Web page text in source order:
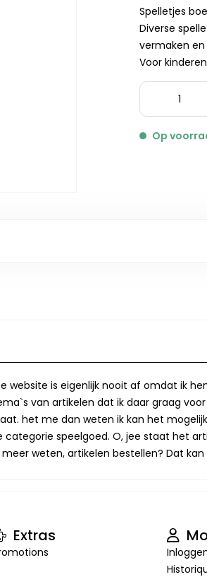
Spelletjes
Diverse
vermaken
Voor
Op
website is eigenlijk nooit af omdat ik
van artikelen dat ik daar graag
het me dan weten ik kan het
speelgoed. O, jee staat het
weten, artikelen bestellen? Dat
Extras